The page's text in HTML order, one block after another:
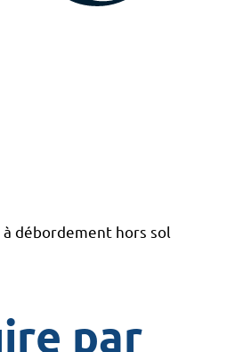
à débordement hors sol
par